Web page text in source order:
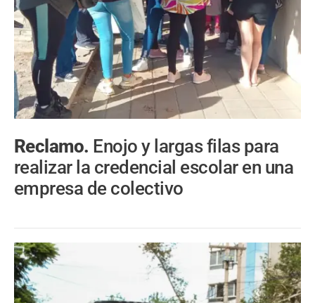
Reclamo. Enojo y largas filas para
realizar la credencial escolar en una
empresa de colectivo